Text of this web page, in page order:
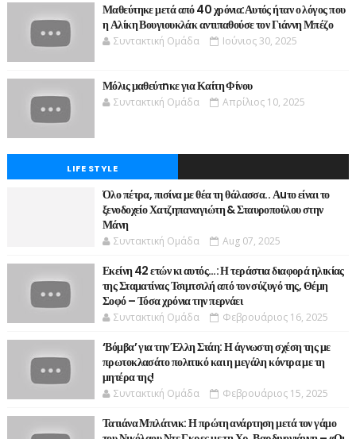
Μαθεύτηκε μετά από 40 χρόνια:Αυτός ήταν ο λόγος που
η Αλίκη Βουγιουκλάκ αντιπαθούσε τον Γιάννη Μπέζο
Συντακτική Ομάδα Ιούνιος 30, 2025
Μόλις μαθεύτnκε για Καίτη Φίνου
Συντακτική Ομάδα Απρίλιος 10, 2025
LIFE STYLE
Όλο πέτρα, πισίνα με θέα τη θάλασσα.. Αuτο είναι το
ξενοδοχείο Χατζηπαναγιώτη & Σταυροπούλου στην
Μάνη
Συντακτική Ομάδα Aug 07, 2025
Εκείνη 42 ετών κι αυτός…: Η τεράστια διαφορά ηλικίας
της Σταματίνας Τσιμτσιλή από τον σύζυγό της, Θέμη
Σοφό – Τόσα χρόνια την περνάει
Συντακτική Ομάδα Φεβρουάριος 16, 2025
‘Βόμβα’ για την Έλλη Στάη: Η άγνωστη σχέση της με
πρωτοκλασάτο πολιτικό και η μεγάλη κόντρα με τη
μητέρα της!
Συντακτική Ομάδα Φεβρουάριος 15, 2025
Τατιάνα Μπλάτνικ: Η πρώτη ανάρτηση μετά τον γάμο